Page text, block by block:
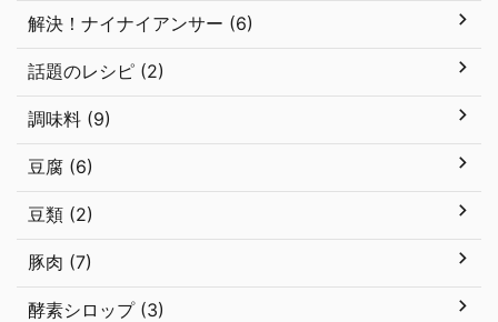
解決！ナイナイアンサー (6)
話題のレシピ (2)
調味料 (9)
豆腐 (6)
豆類 (2)
豚肉 (7)
酵素シロップ (3)